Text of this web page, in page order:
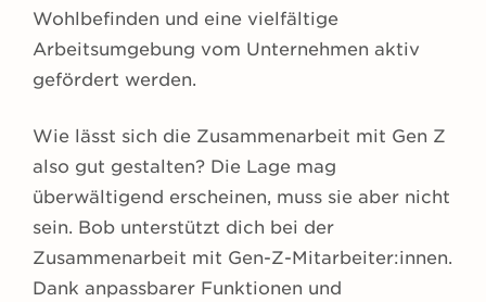
Wohlbefinden und eine vielfältige
Arbeitsumgebung vom Unternehmen aktiv
gefördert werden.
Wie lässt sich die Zusammenarbeit mit Gen Z
also gut gestalten? Die Lage mag
überwältigend erscheinen, muss sie aber nicht
sein. Bob unterstützt dich bei der
Zusammenarbeit mit Gen-Z-Mitarbeiter:innen.
Dank anpassbarer Funktionen und